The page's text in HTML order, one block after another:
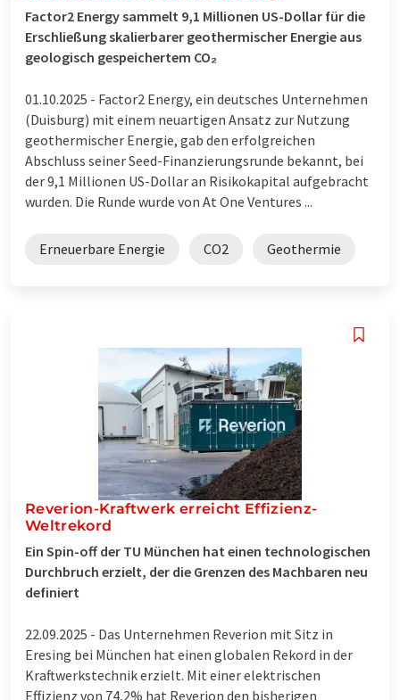
Factor2 Energy sammelt 9,1 Millionen US-Dollar für die
Erschließung skalierbarer geothermischer Energie aus
geologisch gespeichertem CO₂
01.10.2025 - Factor2 Energy, ein deutsches Unternehmen
(Duisburg) mit einem neuartigen Ansatz zur Nutzung
geothermischer Energie, gab den erfolgreichen
Abschluss seiner Seed-Finanzierungsrunde bekannt, bei
der 9,1 Millionen US-Dollar an Risikokapital aufgebracht
wurden. Die Runde wurde von At One Ventures ...
Erneuerbare Energie CO2 Geothermie
Reverion-Kraftwerk erreicht Effizienz-
Weltrekord
Ein Spin-off der TU München hat einen technologischen
Durchbruch erzielt, der die Grenzen des Machbaren neu
definiert
22.09.2025 - Das Unternehmen Reverion mit Sitz in
Eresing bei München hat einen globalen Rekord in der
Kraftwerkstechnik erzielt. Mit einer elektrischen
Effizienz von 74,2% hat Reverion den bisherigen